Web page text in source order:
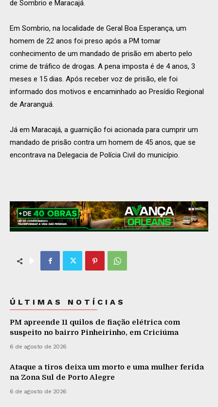
de Sombrio e Maracajá.
Em Sombrio, na localidade de Geral Boa Esperança, um
homem de 22 anos foi preso após a PM tomar
conhecimento de um mandado de prisão em aberto pelo
crime de tráfico de drogas. A pena imposta é de 4 anos, 3
meses e 15 dias. Após receber voz de prisão, ele foi
informado dos motivos e encaminhado ao Presídio Regional
de Araranguá.
Já em Maracajá, a guarnição foi acionada para cumprir um
mandado de prisão contra um homem de 45 anos, que se
encontrava na Delegacia de Polícia Civil do município.
ÚLTIMAS NOTÍCIAS
PM apreende 11 quilos de fiação elétrica com
suspeito no bairro Pinheirinho, em Criciúma
6 de agosto de 2026
Ataque a tiros deixa um morto e uma mulher ferida
na Zona Sul de Porto Alegre
6 de agosto de 2026